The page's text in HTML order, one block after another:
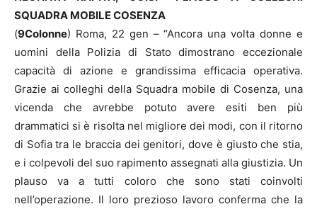
SQUADRA MOBILE COSENZA
(9Colonne) Roma, 22 gen – “Ancora una volta donne e
uomini della Polizia di Stato dimostrano eccezionale
capacità di azione e grandissima efficacia operativa.
Grazie ai colleghi della Squadra mobile di Cosenza, una
vicenda che avrebbe potuto avere esiti ben più
drammatici si è risolta nel migliore dei modi, con il ritorno
di Sofia tra le braccia dei genitori, dove è giusto che stia,
e i colpevoli del suo rapimento assegnati alla giustizia. Un
plauso va a tutti coloro che sono stati coinvolti
nell’operazione. Il loro prezioso lavoro conferma che la